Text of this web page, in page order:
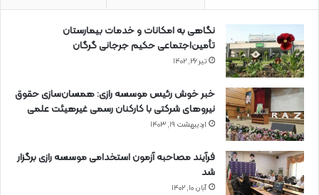
نگاهی به امکانات و خدمات بیمارستان
تأمین‌اجتماعی حکیم جرجانی گرگان
تیر ۲۶, ۱۴۰۲
خبر خوش رئیس موسسه رازی: همسان‌سازی حقوق
نیروهای شرکتی با کارکنان رسمی غیرهیئت علمی
اردیبهشت ۱۹, ۱۴۰۳
فرآیند مصاحبه آزمون استخدامی موسسه رازی برگزار
شد
آبان ۱۰, ۱۴۰۲